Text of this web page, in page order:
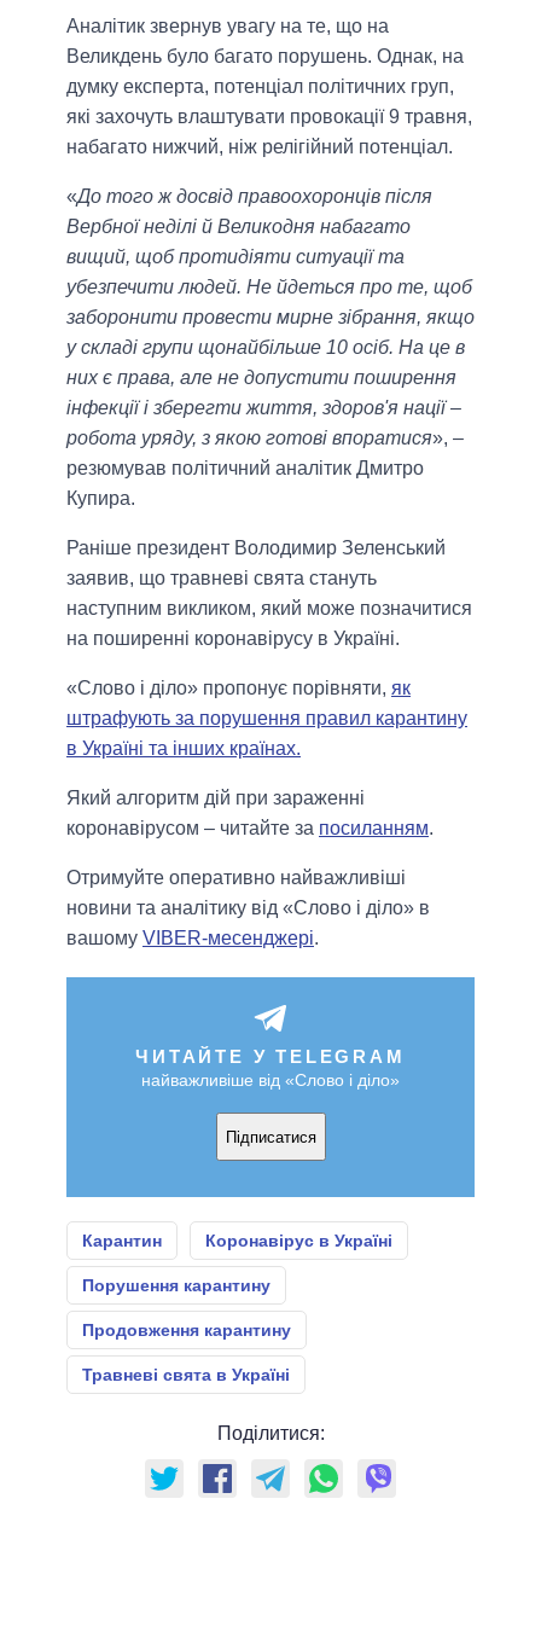
Аналітик звернув увагу на те, що на
Великдень було багато порушень. Однак, на
думку експерта, потенціал політичних груп,
які захочуть влаштувати провокації 9 травня,
набагато нижчий, ніж релігійний потенціал.
«До того ж досвід правоохоронців після
Вербної неділі й Великодня набагато
вищий, щоб протидіяти ситуації та
убезпечити людей. Не йдеться про те, щоб
заборонити провести мирне зібрання, якщо
у складі групи щонайбільше 10 осіб. На це в
них є права, але не допустити поширення
інфекції і зберегти життя, здоров'я нації –
робота уряду, з якою готові впоратися», –
резюмував політичний аналітик Дмитро
Купира.
Раніше президент Володимир Зеленський
заявив, що травневі свята стануть
наступним викликом, який може позначитися
на поширенні коронавірусу в Україні.
«Слово і діло» пропонує порівняти, як
штрафують за порушення правил карантину
в Україні та інших країнах.
Який алгоритм дій при зараженні
коронавірусом – читайте за посиланням.
Отримуйте оперативно найважливіші
новини та аналітику від «Слово і діло» в
вашому VIBER-месенджері.
ЧИТАЙТЕ У TELEGRAM
найважливіше від «Слово і діло»
Підписатися
Карантин Коронавірус в Україні
Порушення карантину
Продовження карантину
Травневі свята в Україні
Поділитися: